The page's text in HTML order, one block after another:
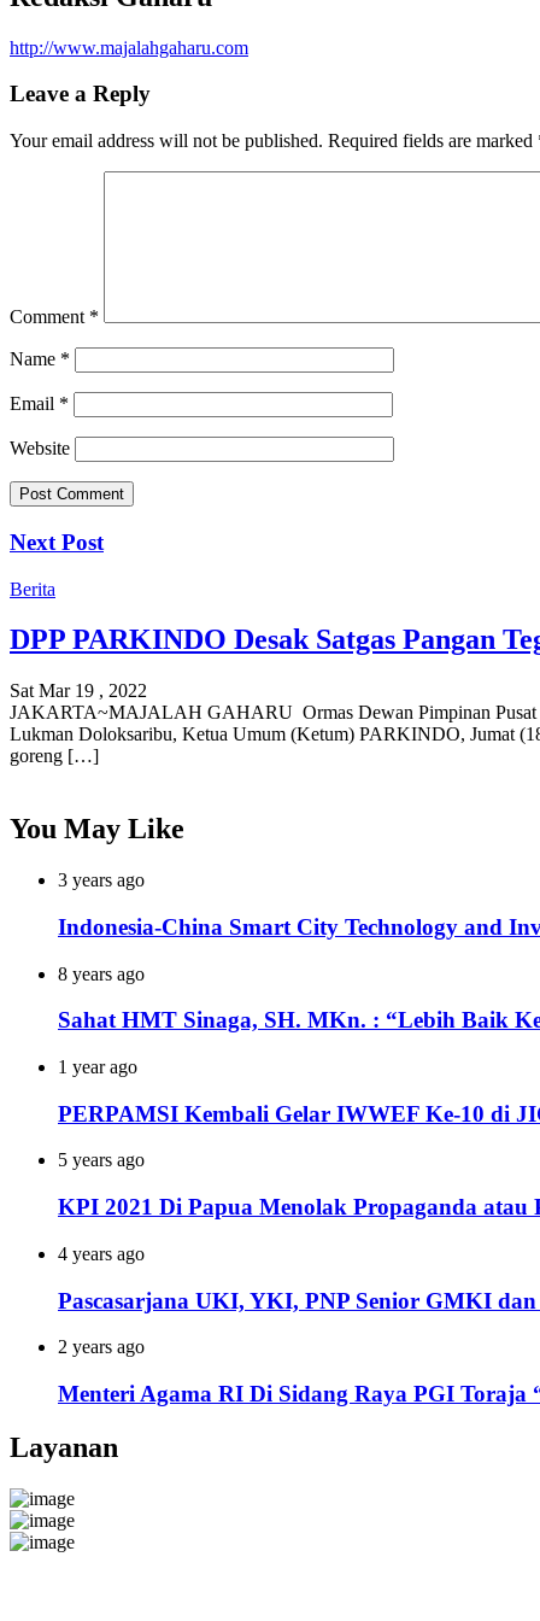
http://www.majalahgaharu.com
Leave a Reply
Your email address will not be published. Required fields are marked
Comment *
Name *
Email *
Website
Next Post
Berita
DPP PARKINDO Desak Satgas Pangan
Sat Mar 19 , 2022
JAKARTA~MAJALAH GAHARU Ormas Dewan Pimpinan Pusat
Lukman Doloksaribu, Ketua Umum (Ketum) PARKINDO, Jumat
goreng […]
You May Like
3 years ago
Indonesia-China Smart City Technology and
8 years ago
Sahat HMT Sinaga, SH. MKn. : “Lebih Baik
1 year ago
PERPAMSI Kembali Gelar IWWEF Ke-10 di
5 years ago
KPI 2021 Di Papua Menolak Propaganda
4 years ago
Pascasarjana UKI, YKI, PNP Senior GMKI
2 years ago
Menteri Agama RI Di Sidang Raya PGI
Layanan